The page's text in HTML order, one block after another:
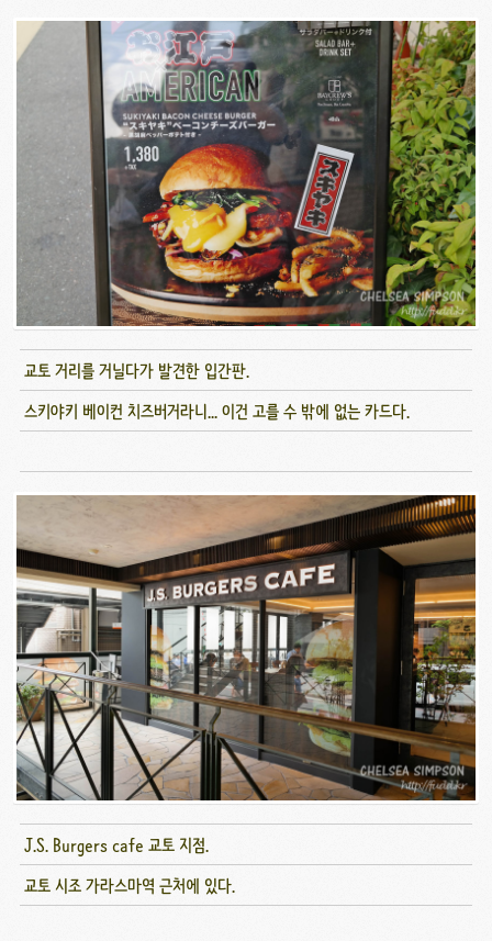
교토 거리를 거닐다가 발견한 입간판.
스키야키 베이컨 치즈버거라니... 이건 고를 수 밖에 없는 카드다.
J.S. Burgers cafe 교토 지점.
교토 시조 가라스마역 근처에 있다.